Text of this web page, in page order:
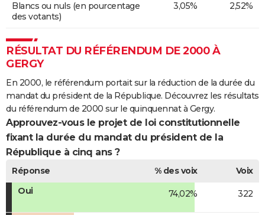
Blancs ou nuls (en pourcentage
des votants)
3,05% 2,52%
RÉSULTAT DU RÉFÉRENDUM DE 2000 À
GERGY
En 2000, le référendum portait sur la réduction de la durée du
mandat du président de la République. Découvrez les résultats
du référendum de 2000 sur le quinquennat à Gergy.
Approuvez-vous le projet de loi constitutionnelle
fixant la durée du mandat du président de la
République à cinq ans ?
Réponse % des voix
Voix
Oui
74,02% 322